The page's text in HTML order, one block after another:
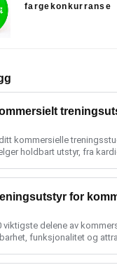
fargekonkurranse
kommersielle
holdbart utstyr, fra
for
viktigste delene av
funksjonalitet og